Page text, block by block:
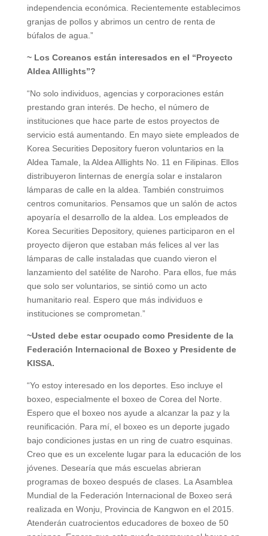
independencia económica. Recientemente establecimos
granjas de pollos y abrimos un centro de renta de
búfalos de agua.”
~ Los Coreanos están interesados en el “Proyecto
Aldea Alllights”?
“No solo individuos, agencias y corporaciones están
prestando gran interés. De hecho, el número de
instituciones que hace parte de estos proyectos de
servicio está aumentando. En mayo siete empleados de
Korea Securities Depository fueron voluntarios en la
Aldea Tamale, la Aldea Alllights No. 11 en Filipinas. Ellos
distribuyeron linternas de energía solar e instalaron
lámparas de calle en la aldea. También construimos
centros comunitarios. Pensamos que un salón de actos
apoyaría el desarrollo de la aldea. Los empleados de
Korea Securities Depository, quienes participaron en el
proyecto dijeron que estaban más felices al ver las
lámparas de calle instaladas que cuando vieron el
lanzamiento del satélite de Naroho. Para ellos, fue más
que solo ser voluntarios, se sintió como un acto
humanitario real. Espero que más individuos e
instituciones se comprometan.”
~Usted debe estar ocupado como Presidente de la
Federación Internacional de Boxeo y Presidente de
KISSA.
“Yo estoy interesado en los deportes. Eso incluye el
boxeo, especialmente el boxeo de Corea del Norte.
Espero que el boxeo nos ayude a alcanzar la paz y la
reunificación. Para mí, el boxeo es un deporte jugado
bajo condiciones justas en un ring de cuatro esquinas.
Creo que es un excelente lugar para la educación de los
jóvenes. Desearía que más escuelas abrieran
programas de boxeo después de clases. La Asamblea
Mundial de la Federación Internacional de Boxeo será
realizada en Wonju, Provincia de Kangwon en el 2015.
Atenderán cuatrocientos educadores de boxeo de 50